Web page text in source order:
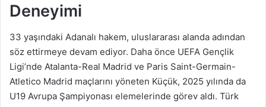
Deneyimi
33 yaşındaki Adanalı hakem, uluslararası alanda adından
söz ettirmeye devam ediyor. Daha önce UEFA Gençlik
Ligi’nde Atalanta-Real Madrid ve Paris Saint-Germain-
Atletico Madrid maçlarını yöneten Küçük, 2025 yılında da
U19 Avrupa Şampiyonası elemelerinde görev aldı. Türk